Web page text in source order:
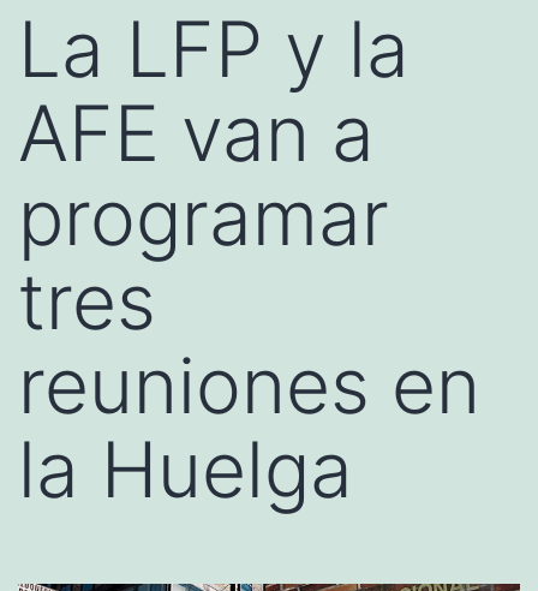
La LFP y la
AFE van a
programar
tres
reuniones en
la Huelga